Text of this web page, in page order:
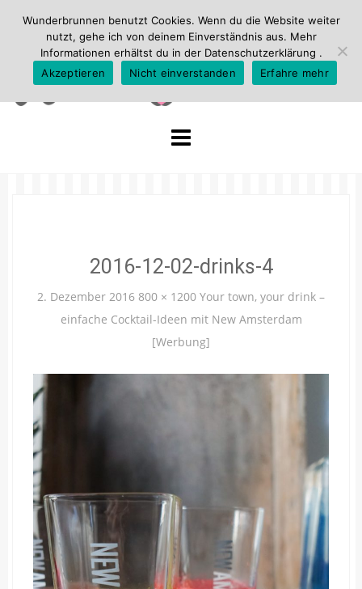
2016-12-02-drinks-4
2. Dezember 2016 800 × 1200 Your town, your drink –
einfache Cocktail-Ideen mit New Amsterdam
[Werbung]
Wunderbrunnen benutzt Cookies. Wenn du die Website weiter
nutzt, gehe ich von deinem Einverständnis aus. Mehr
Informationen erhältst du in der Datenschutzerklärung .
Akzeptieren
Nicht einverstanden Erfahre mehr